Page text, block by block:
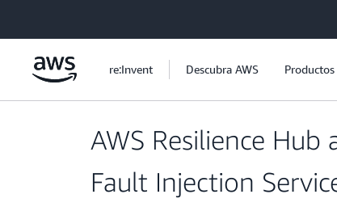
re:Invent Descubra AWS Productos
AWS Resilience
Fault Injection